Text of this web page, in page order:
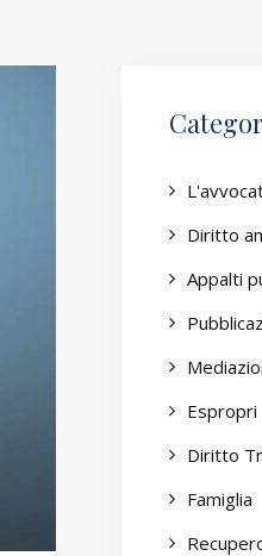
Diritto
Appalti
Espropri
Diritto
Famiglia